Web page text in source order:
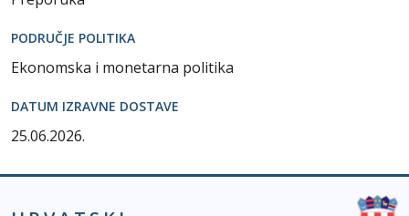
PODRUČJE POLITIKA
Ekonomska i monetarna politika
DATUM IZRAVNE DOSTAVE
25.06.2026.